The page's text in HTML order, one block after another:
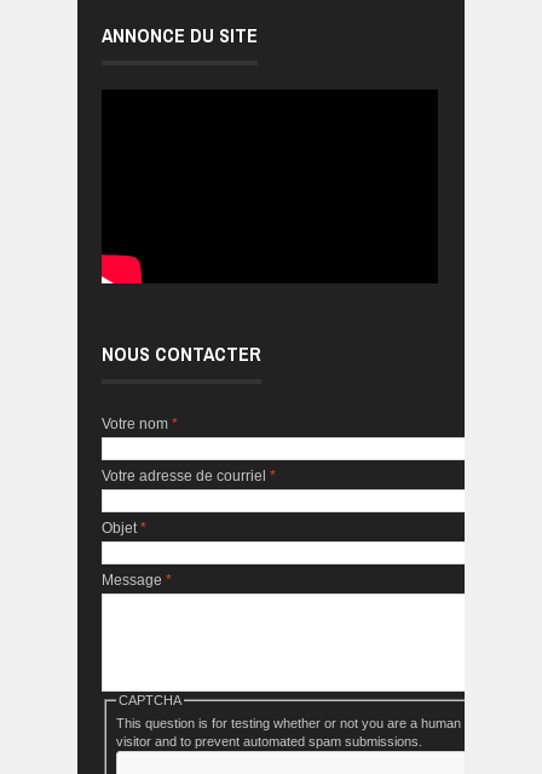
ANNONCE DU SITE
NOUS CONTACTER
Votre nom *
Votre adresse de courriel *
Objet*
Message *
CAPTCHA
This question is for testing whether or not you are a human
visitor and to prevent automated spam submissions.